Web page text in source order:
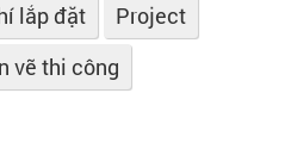
lắp đặt
Project
vẽ thi công